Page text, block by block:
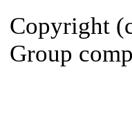
Copyright
Group